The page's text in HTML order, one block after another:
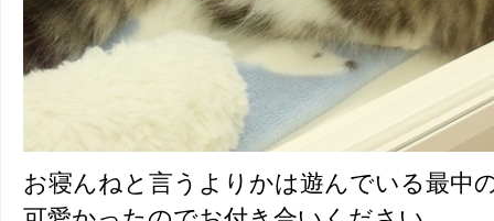
お寝んねと言うよりかは遊んでいる最中